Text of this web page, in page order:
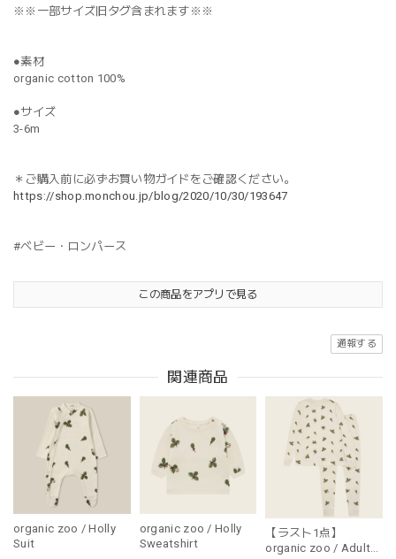
※※一部サイズ旧タグ含まれます※※
●素材
organic cotton 100%
●サイズ
3-6m
＊ご購入前に必ずお買い物ガイドをご確認ください。
https://shop.monchou.jp/blog/2020/10/30/193647
#ベビー・ロンパース
この商品をアプリで見る
通報する
関連商品
organic zoo / Holly
Suit
organic zoo / Holly
Sweatshirt
【ラスト1点】
organic zoo / Adult